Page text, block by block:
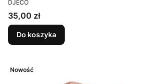
DJECO
Cena
35,00 zł
Do koszyka
Nowość